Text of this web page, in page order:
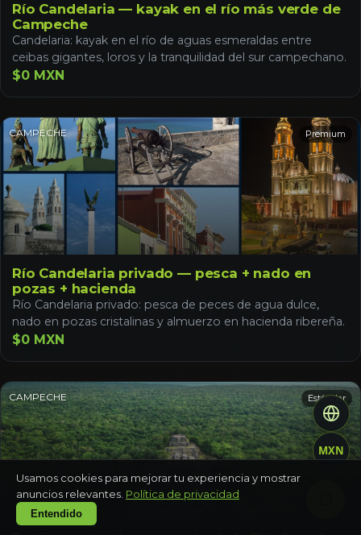
Río Candelaria — kayak en el río más verde de
Campeche
Candelaria: kayak en el río de aguas esmeraldas entre
ceibas gigantes, loros y la tranquilidad del sur campechano.
$0 MXN
CAMPECHE Premium
Río Candelaria privado — pesca + nado en
pozas + hacienda
Río Candelaria privado: pesca de peces de agua dulce,
nado en pozas cristalinas y almuerzo en hacienda ribereña.
$0 MXN
CAMPECHE Estándar
Usamos cookies para mejorar tu experiencia y mostrar
anuncios relevantes. Política de privacidad
Entendido
MXN